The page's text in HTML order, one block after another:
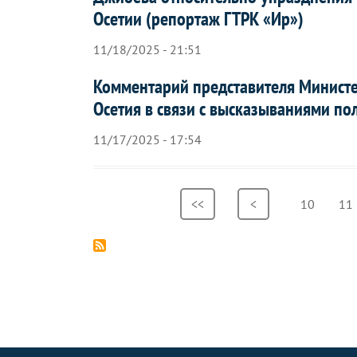
Осетии (репортаж ГТРК «Ир»)
11/18/2025 - 21:51
Комментарий представителя
Осетия в связи с высказываниями
11/17/2025 - 17:54
НумерацияПервая
<<
Предыдущая
< Страница
10 11